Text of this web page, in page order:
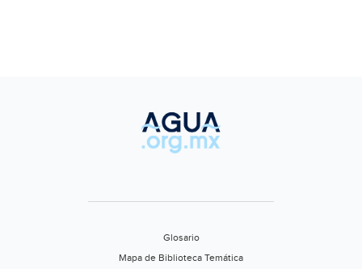
Glosario
Mapa de Biblioteca Temática